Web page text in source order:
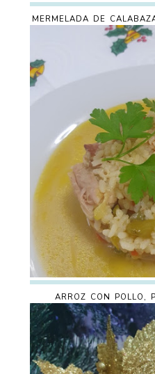
MERMELADA DE
ARROZ CON POLLO,